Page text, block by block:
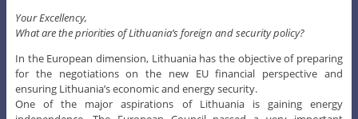
Your Excellency,
What are the priorities of Lithuania’s foreign and security policy?
In the European dimension, Lithuania has the objective of preparing
for the negotiations on the new EU financial perspective and
ensuring Lithuania’s economic and energy security.
One of the major aspirations of Lithuania is gaining energy